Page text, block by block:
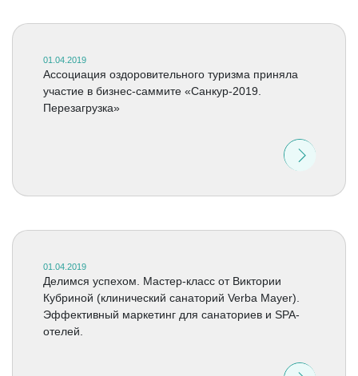
01.04.2019
Ассоциация оздоровительного туризма приняла
участие в бизнес-саммите «Санкур-2019.
Перезагрузка»
01.04.2019
Делимся успехом. Мастер-класс от Виктории
Кубриной (клинический санаторий Verba Mayer).
Эффективный маркетинг для санаториев и SPA-
отелей.